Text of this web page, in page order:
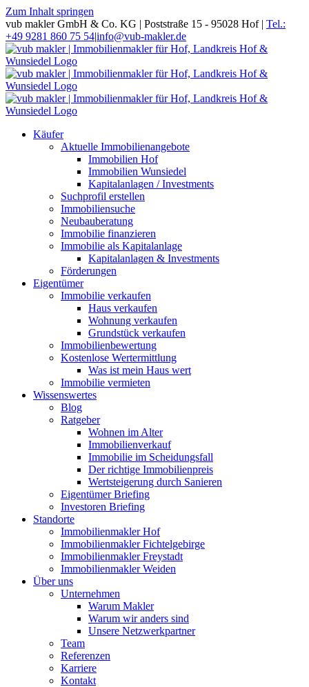
Zum Inhalt springen
vub makler GmbH & Co. KG | Poststraße 15 - 95028 Hof | Tel.:
+49 9281 860 75 54|info@vub-makler.de
Käufer
Aktuelle Immobilienangebote
Immobilien Hof
Immobilien Wunsiedel
Kapitalanlagen / Investments
Suchprofil erstellen
Immobiliensuche
Neubauberatung
Immobilie finanzieren
Immobilie als Kapitalanlage
Kapitalanlagen & Investments
Förderungen
Eigentümer
Immobilie verkaufen
Haus verkaufen
Wohnung verkaufen
Grundstück verkaufen
Immobilienbewertung
Kostenlose Wertermittlung
Was ist mein Haus wert
Immobilie vermieten
Wissenswertes
Blog
Ratgeber
Wohnen im Alter
Immobilienverkauf
Immobilie im Scheidungsfall
Der richtige Immobilienpreis
Wertsteigerung durch Sanieren
Eigentümer Briefing
Investoren Briefing
Standorte
Immobilienmakler Hof
Immobilienmakler Fichtelgebirge
Immobilienmakler Freystadt
Immobilienmakler Weiden
Über uns
Unternehmen
Warum Makler
Warum wir anders sind
Unsere Netzwerkpartner
Team
Referenzen
Karriere
Kontakt